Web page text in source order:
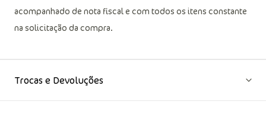
acompanhado de nota fiscal e com todos os itens constante
na solicitação da compra.
Trocas e Devoluções